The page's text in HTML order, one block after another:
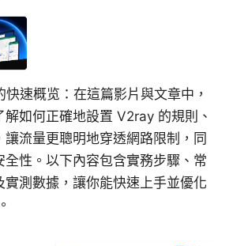
速概览：在這篇影片與文章中，
如何正確地設置 V2ray 的規則、
流量更聰明地穿透網路限制，同
全性。以下內容包含實務步驟、常
實測數據，讓你能快速上手並優化